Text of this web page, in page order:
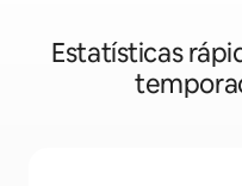
Estatísticas